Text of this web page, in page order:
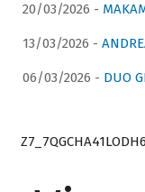
20/03/2026 -
13/03/2026 -
06/03/2026 - DUO